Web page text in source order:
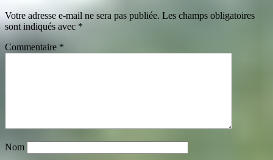
Votre adresse e-mail ne sera pas publiée. Les champs obligatoires
sont indiqués avec *
Commentaire *
Nom